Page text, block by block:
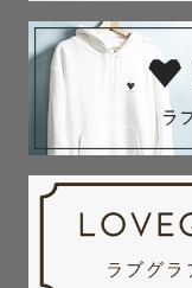
おひとりさまなど
様々なジャンルでご
まずはお気軽に
ご相談いただけま
🏷 撮影エリア